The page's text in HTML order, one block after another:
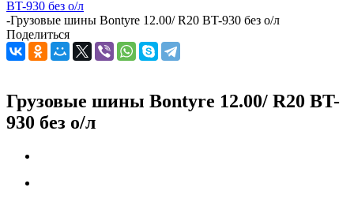
BT-930 без о/л
-Грузовые шины Bontyre 12.00/ R20 BT-930 без о/л
Поделиться
Грузовые шины Bontyre 12.00/ R20 BT-
930 без о/л